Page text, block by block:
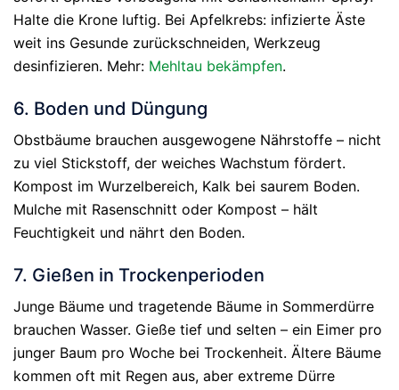
Halte die Krone luftig. Bei Apfelkrebs: infizierte Äste
weit ins Gesunde zurückschneiden, Werkzeug
desinfizieren. Mehr: Mehltau bekämpfen.
6. Boden und Düngung
Obstbäume brauchen ausgewogene Nährstoffe – nicht
zu viel Stickstoff, der weiches Wachstum fördert.
Kompost im Wurzelbereich, Kalk bei saurem Boden.
Mulche mit Rasenschnitt oder Kompost – hält
Feuchtigkeit und nährt den Boden.
7. Gießen in Trockenperioden
Junge Bäume und tragetende Bäume in Sommerdürre
brauchen Wasser. Gieße tief und selten – ein Eimer pro
junger Baum pro Woche bei Trockenheit. Ältere Bäume
kommen oft mit Regen aus, aber extreme Dürre